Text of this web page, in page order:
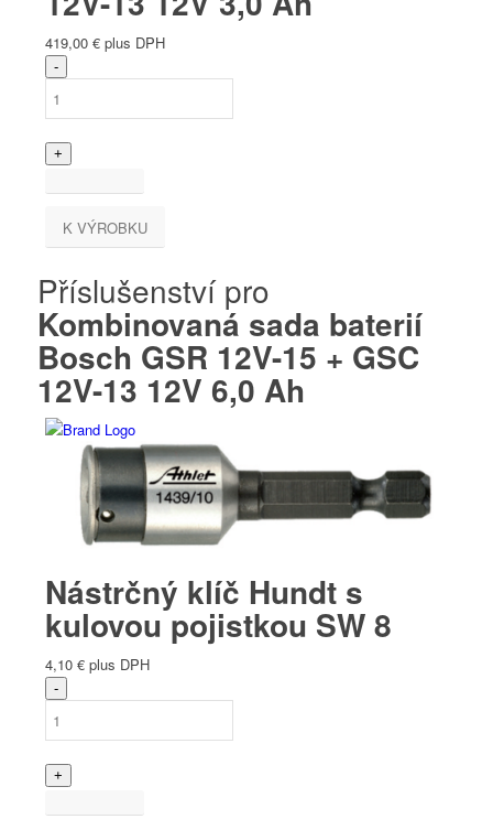
419,00 € plus DPH
K VÝROBKU
Příslušenství pro
Kombinovaná sada baterií
Bosch GSR 12V-15 + GSC
12V-13 12V 6,0 Ah
Nástrčný klíč Hundt s
kulovou pojistkou SW 8
4,10 € plus DPH